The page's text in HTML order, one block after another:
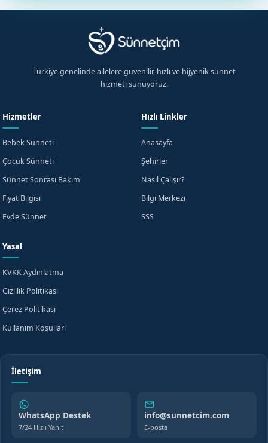
Türkiye genelinde ailelere güvenilir, hızlı ve hijyenik sünnet
hizmeti sunuyoruz.
Hizmetler
Bebek Sünneti
Çocuk Sünneti
Sünnet Sonrası Bakım
Fiyat Bilgisi
Evde Sünnet
Hızlı Linkler
Anasayfa
Şehirler
Nasıl Çalışır?
Bilgi Merkezi
SSS
Yasal
KVKK Aydınlatma
Gizlilik Politikası
Çerez Politikası
Kullanım Koşulları
İletişim
WhatsApp Destek
7/24 Hızlı Yanıt
info@sunnetcim.com
E-posta